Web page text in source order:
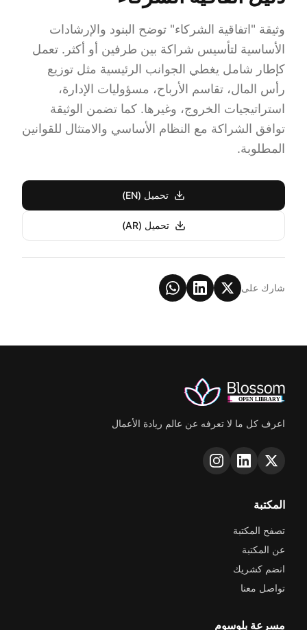
وثيقة "اتفاقية الشركاء" توضح البنود والإرشادات
الأساسية لتأسيس شراكة بين طرفين أو أكثر. تعمل
كإطار شامل يغطي الجوانب الرئيسية مثل توزيع
رأس المال، تقاسم الأرباح، مسؤوليات الإدارة،
استراتيجيات الخروج، وغيرها. كما تضمن الوثيقة
توافق الشراكة مع النظام الأساسي والامتثال للقوانين
المطلوبة.
تحميل (EN)
تحميل (AR)
شارك على
اعرف كل ما لا تعرفه عن عالم ريادة الأعمال
المكتبة
تصفح المكتبة
عن المكتبة
انضم كشريك
تواصل معنا
مسرعة بلوسوم